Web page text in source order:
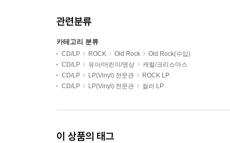
관련분류
카테고리 분류
CD/LP ROCK Old Rock
Old Rock(수입)
CD/LP
유아/어린이/명상
캐럴/크리스마스
CD/LP
LP(Vinyl) 전문관
ROCK LP
CD/LP
LP(Vinyl) 전문관 컬러 LP
이 상품의 태그